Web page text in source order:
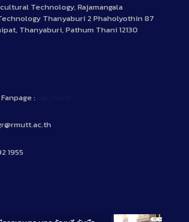
Technology, Rajamangala
Thanyaburi 2 Phaholyothin 87
Thanyaburi, Pathum Thani 12130
:
1955